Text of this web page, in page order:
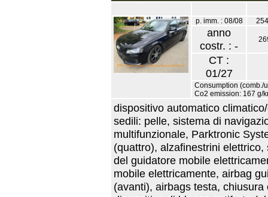
p. imm. : 08/08
anno
costr. : -
CT :
01/27
Consumption (comb./
Co2 emission: 167 g/
dispositivo automatico
sedili: pelle, sistema di
multifunzionale, Parktronic
(quattro), alzafinestrini
del guidatore mobile
mobile elettricamente, airbag
(avanti), airbags testa,